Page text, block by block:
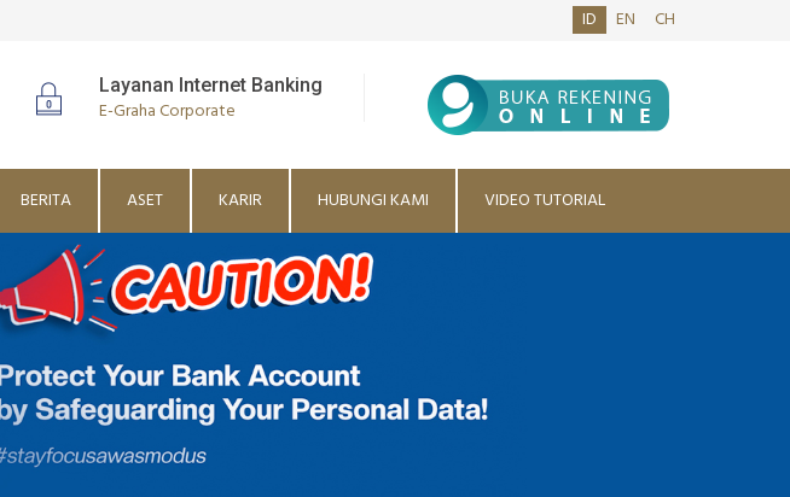
ID EN CH
Layanan Internet Banking
E-Graha Corporate
BERITA ASET KARIR HUBUNGI KAMI VIDEO TUTORIAL